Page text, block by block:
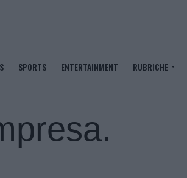
SPORTS ENTERTAINMENT RUBRICHE